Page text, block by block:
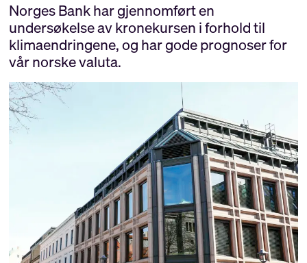
Norges Bank har gjennomført en
undersøkelse av kronekursen i forhold til
klimaendringene, og har gode prognoser for
vår norske valuta.